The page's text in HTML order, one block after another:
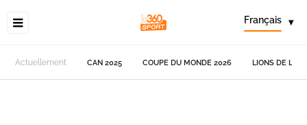
Français ▾
Actuellement CAN 2025 COUPE DU MONDE 2026 LIONS DE